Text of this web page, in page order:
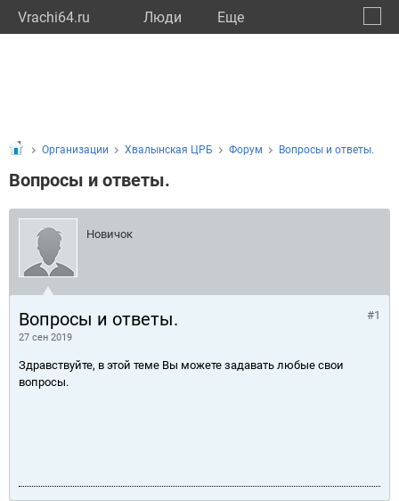
Vrachi64.ru Люди Eще
Организации Хвалынская ЦРБ Форум Вопросы и ответы.
Вопросы и ответы.
Новичок
Вопросы и ответы.
27 сен 2019
#1
Здравствуйте, в этой теме Вы можете задавать любые свои
вопросы.